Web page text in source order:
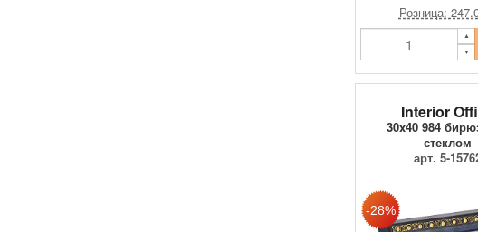
Розница:
Interior
30x40 984
стеклом
арт. 5-